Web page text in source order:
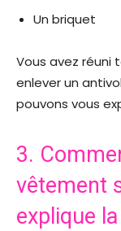
Un briquet
Vous avez réuni
enlever un
pouvons vous
3.
vêtement
explique